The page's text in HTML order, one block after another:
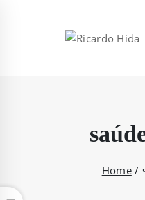
Home /